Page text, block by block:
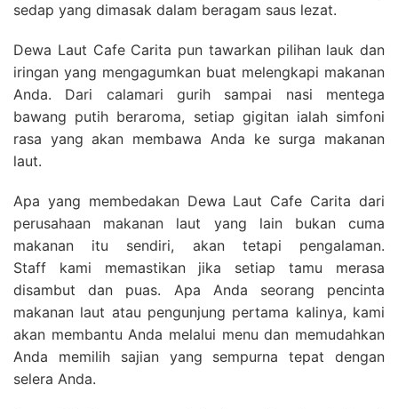
sedap yang dimasak dalam beragam saus lezat.
Dewa Laut Cafe Carita pun tawarkan pilihan lauk dan
iringan yang mengagumkan buat melengkapi makanan
Anda. Dari calamari gurih sampai nasi mentega
bawang putih beraroma, setiap gigitan ialah simfoni
rasa yang akan membawa Anda ke surga makanan
laut.
Apa yang membedakan Dewa Laut Cafe Carita dari
perusahaan makanan laut yang lain bukan cuma
makanan itu sendiri, akan tetapi pengalaman.
Staff kami memastikan jika setiap tamu merasa
disambut dan puas. Apa Anda seorang pencinta
makanan laut atau pengunjung pertama kalinya, kami
akan membantu Anda melalui menu dan memudahkan
Anda memilih sajian yang sempurna tepat dengan
selera Anda.